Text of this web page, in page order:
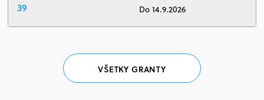
39
Do 14.9.2026
VŠETKY GRANTY